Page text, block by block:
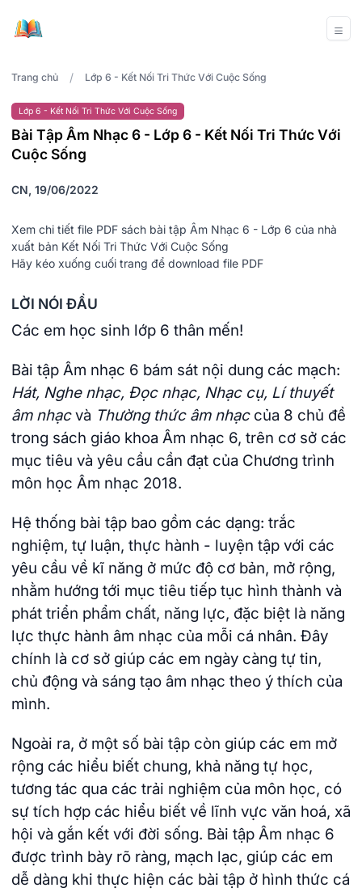
Trang chủ / Lớp 6 - Kết Nối Tri Thức Với Cuộc Sống
Lớp 6 - Kết Nối Tri Thức Với Cuộc Sống
Bài Tập Âm Nhạc 6 - Lớp 6 - Kết Nối Tri Thức Với
Cuộc Sống
CN, 19/06/2022
Xem chi tiết file PDF sách bài tập Âm Nhạc 6 - Lớp 6 của nhà
xuất bản Kết Nối Tri Thức Với Cuộc Sống
Hãy kéo xuống cuối trang để download file PDF
LỜI NÓI ĐẦU
Các em học sinh lớp 6 thân mến!
Bài tập Âm nhạc 6 bám sát nội dung các mạch:
Hát, Nghe nhạc, Đọc nhạc, Nhạc cụ, Lí thuyết
âm nhạcvà Thường thức âm nhạccủa 8 chủ đề
trong sách giáo khoa Âm nhạc 6, trên cơ sở các
mục tiêu và yêu cầu cần đạt của Chương trình
môn học Âm nhạc 2018.
Hệ thống bài tập bao gồm các dạng: trắc
nghiệm, tự luận, thực hành - luyện tập với các
yêu cầu về kĩ năng ở mức độ cơ bản, mở rộng,
nhằm hướng tới mục tiêu tiếp tục hình thành và
phát triển phẩm chất, năng lực, đặc biệt là năng
lực thực hành âm nhạc của mỗi cá nhân. Đây
chính là cơ sở giúp các em ngày càng tự tin,
chủ động và sáng tạo âm nhạc theo ý thích của
mình.
Ngoài ra, ở một số bài tập còn giúp các em mở
rộng các hiểu biết chung, khả năng tự học,
tương tác qua các trải nghiệm của môn học, có
sự tích hợp các hiểu biết về lĩnh vực văn hoá, xã
hội và gắn kết với đời sống. Bài tập Âm nhạc 6
được trình bày rõ ràng, mạch lạc, giúp các em
dễ dàng khi thực hiện các bài tập ở hình thức cá